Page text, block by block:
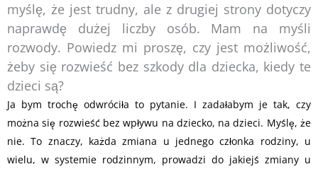
myślę, że jest trudny, ale z drugiej strony dotyczy
naprawdę dużej liczby osób. Mam na myśli
rozwody. Powiedz mi proszę, czy jest możliwość,
żeby się rozwieść bez szkody dla dziecka, kiedy te
dzieci są?
Ja bym trochę odwróciła to pytanie. I zadałabym je tak, czy
można się rozwieść bez wpływu na dziecko, na dzieci. Myślę, że
nie. To znaczy, każda zmiana u jednego członka rodziny, u
wielu, w systemie rodzinnym, prowadzi do jakiejś zmiany u